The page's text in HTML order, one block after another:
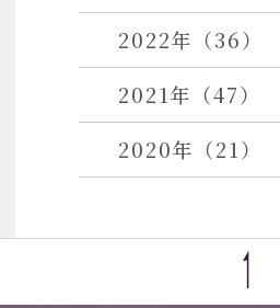
2022年（36）
2021年（47）
2020年（21）